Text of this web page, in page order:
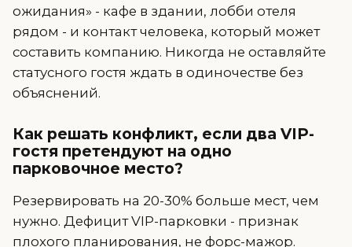
ожидания» - кафе в здании, лобби отеля
рядом - и контакт человека, который может
составить компанию. Никогда не оставляйте
статусного гостя ждать в одиночестве без
объяснений.
Как решать конфликт, если два VIP-
гостя претендуют на одно
парковочное место?
Резервировать на 20-30% больше мест, чем
нужно. Дефицит VIP-парковки - признак
плохого планирования, не форс-мажор.